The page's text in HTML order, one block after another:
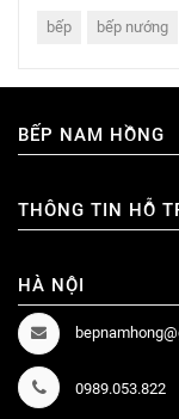
bếp bếp nướng
BẾP NAM HỒNG
THÔNG TIN HỖ
HÀ NỘI
0989.053.822